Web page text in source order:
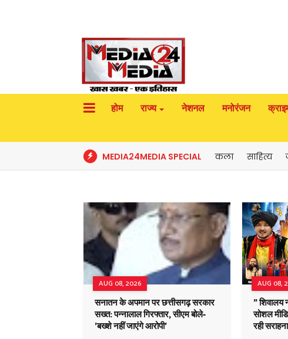
होम राज्य नेशनल मनोरंजन
MEDIA24MEDIA SPECIAL कला साहित्य
AUG 08, 2026
सनातन के अपमान पर छत्तीसगढ़ सरकार
सख्त: पन्नालाल गिरफ्तार, सीएम बोले-
'बख्शे नहीं जाएंगे आरोपी'
AUG 08,
" शिवालय
सोशल
रही सराहना